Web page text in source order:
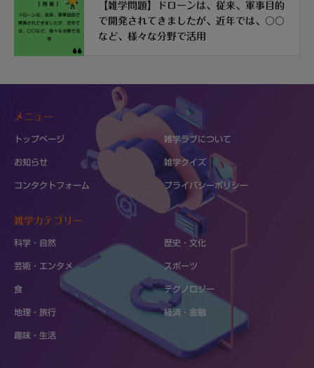
【雑学問題】ドローンは、従来、軍事目的
で開発されてきましたが、近年では、〇〇
など、様々な分野で活用
メニュー
トップページ 雑学ラブについて
お知らせ 雑学クイズ
コンタクトフォーム プライバシーポリシー
雑学カテゴリー
科学・自然 歴史・文化
芸術・エンタメ スポーツ
食 テクノロジー
地理・旅行 経済・金融
趣味・生活